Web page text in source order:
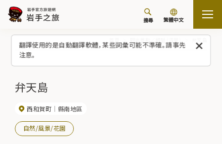
翻譯使用的是自動翻譯軟體，某些詞彙可能不準確。請事先
注意。
搜尋 繁體中文
弁天島
西和賀町 縣南地區
自然/風景/花園